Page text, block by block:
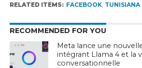
RELATED ITEMS: FACEBOOK, TUNISIANA
RECOMMENDED FOR YOU
Meta lance une
intégrant Llama 4 et la
conversationnelle